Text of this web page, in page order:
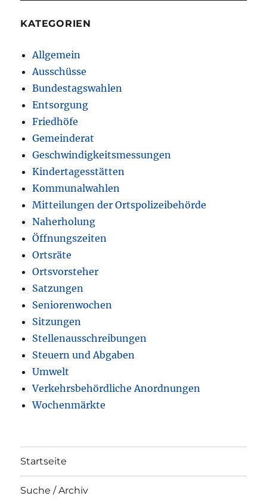
KATEGORIEN
Allgemein
Ausschüsse
Bundestagswahlen
Entsorgung
Friedhöfe
Gemeinderat
Geschwindigkeitsmessungen
Kindertagesstätten
Kommunalwahlen
Mitteilungen der Ortspolizeibehörde
Naherholung
Öffnungszeiten
Ortsräte
Ortsvorsteher
Satzungen
Seniorenwochen
Sitzungen
Stellenausschreibungen
Steuern und Abgaben
Umwelt
Verkehrsbehördliche Anordnungen
Wochenmärkte
Startseite
Suche / Archiv